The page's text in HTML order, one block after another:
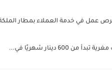
عمل في خدمة العملاء بمطار
600 دينار شهريًا في...